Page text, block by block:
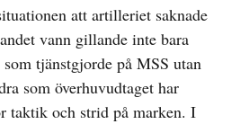
att artilleriet saknade
vann gillande inte bara
tjänstgjorde på MSS utan
som överhuvudtaget har
taktik och strid på marken. I